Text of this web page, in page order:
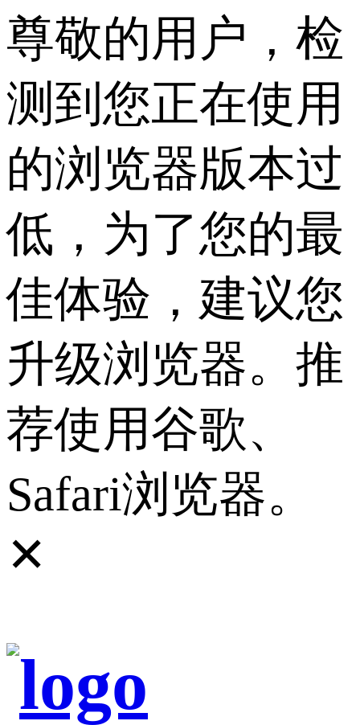
尊敬的用户，检
测到您正在使用
的浏览器版本过
低，为了您的最
佳体验，建议您
升级浏览器。推
荐使用谷歌、
Safari浏览器。
✕